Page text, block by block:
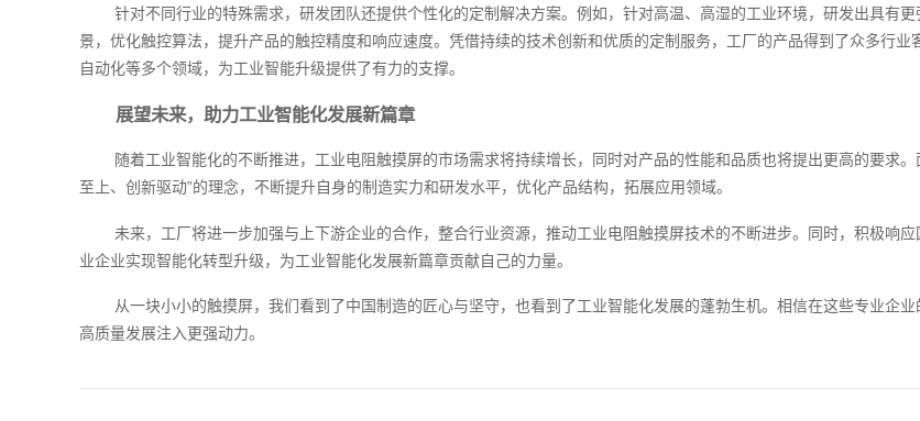
针对不同行业的特殊需求，研发团队还提供个性化的定制解决方案。例如，针对高温、高湿的工业环境，研发出具有
景，优化触控算法，提升产品的触控精度和响应速度。凭借持续的技术创新和优质的定制服务，工厂的产品得到了众多行
自动化等多个领域，为工业智能升级提供了有力的支撑。
展望未来，助力工业智能化发展新篇章
随着工业智能化的不断推进，工业电阻触摸屏的市场需求将持续增长，同时对产品的性能和品质也将提出更高的要求
至上、创新驱动”的理念，不断提升自身的制造实力和研发水平，优化产品结构，拓展应用领域。
未来，工厂将进一步加强与上下游企业的合作，整合行业资源，推动工业电阻触摸屏技术的不断进步。同时，积极响
业企业实现智能化转型升级，为工业智能化发展新篇章贡献自己的力量。
从一块小小的触摸屏，我们看到了中国制造的匠心与坚守，也看到了工业智能化发展的蓬勃生机。相信在这些专业企
高质量发展注入更强动力。